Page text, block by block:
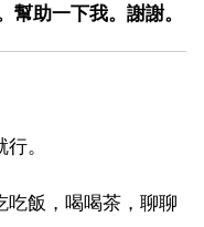
助一下我。謝謝。
。
吃飯，喝喝茶，聊聊